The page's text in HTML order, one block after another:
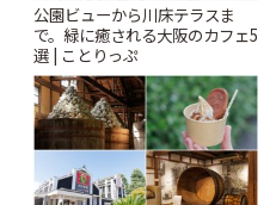
公園ビューから川床テラスま
で。緑に癒される大阪のカフェ5
選 | ことりっぷ